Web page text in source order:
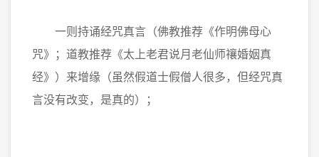
一则持诵经咒真言（佛教推荐《作明佛母心
咒》；道教推荐《太上老君说月老仙师禳婚姻真
经》）来增缘（虽然假道士假僧人很多，但经咒真
言没有改变，是真的）；